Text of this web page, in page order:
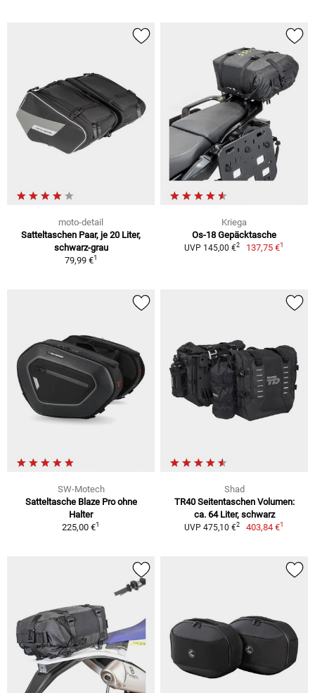
moto-detail
Satteltaschen Paar, je 20 Liter,
schwarz-grau
79,99 €1
Kriega
Os-18 Gepäcktasche
UVP 145,00 €2 137,75 €1
SW-Motech
Satteltasche Blaze Pro ohne
Halter
225,00 €1
Shad
TR40 Seitentaschen Volumen:
ca. 64 Liter, schwarz
UVP 475,10 €2 403,84 €1